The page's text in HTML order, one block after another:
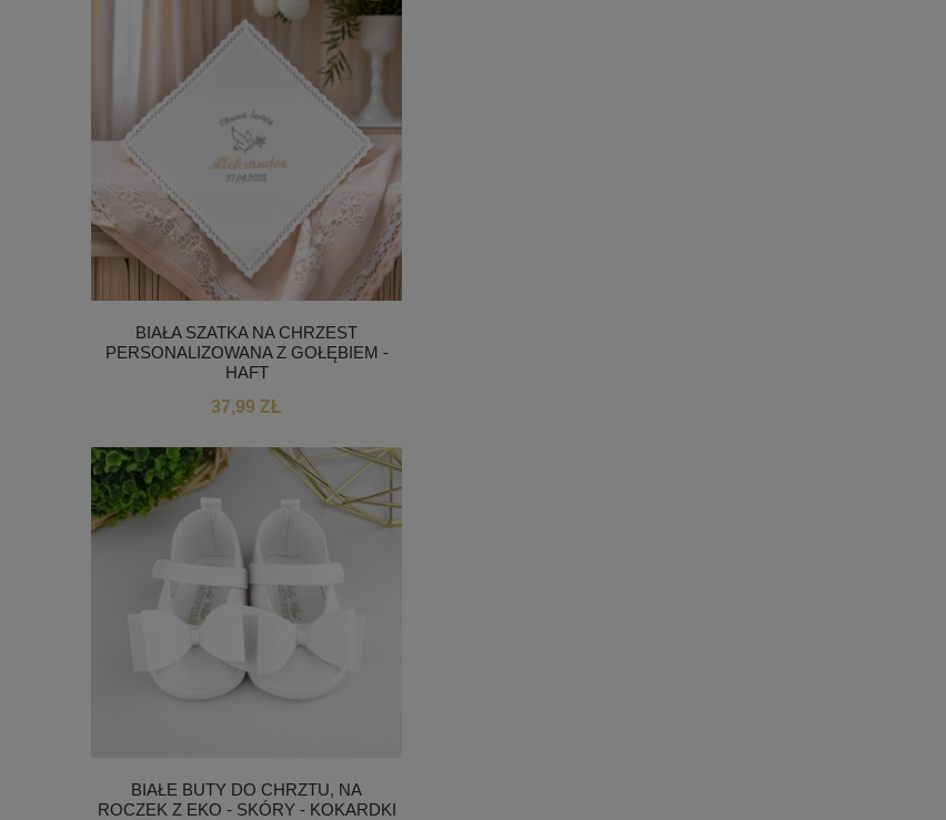
BIAŁA SZATKA NA CHRZEST
PERSONALIZOWANA Z GOŁĘBIEM -
HAFT
37,99 ZŁ
BIAŁE BUTY DO CHRZTU, NA
ROCZEK Z EKO - SKÓRY - KOKARDKI